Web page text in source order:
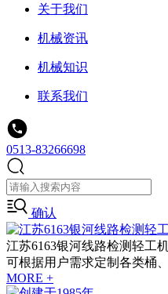
关于我们
机械资讯
机械知识
联系我们
0513-83266698
确认
江苏6163银河线路检测轻工
可根据用户需求定制各类桶
MORE +